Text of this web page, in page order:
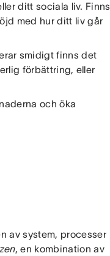
ditt sociala liv. Finns
med hur ditt liv går
smidigt finns det
förbättring, eller
och öka
av system, processer
, en kombination av